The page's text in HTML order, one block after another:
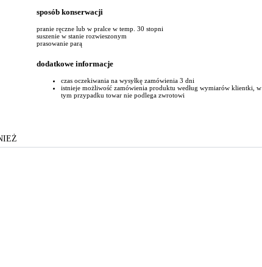
sposób konserwacji
pranie ręczne lub w pralce w temp. 30 stopni
suszenie w stanie rozwieszonym
prasowanie parą
dodatkowe informacje
czas oczekiwania na wysyłkę zamówienia 3 dni
istnieje możliwość zamówienia produktu według wymiarów klientki, w
tym przypadku towar nie podlega zwrotowi